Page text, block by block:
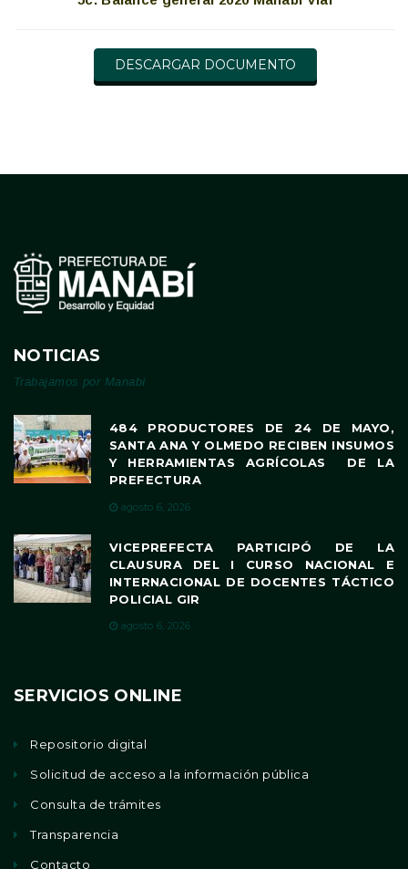
DESCARGAR DOCUMENTO
NOTICIAS
Trabajamos por Manabí
484 PRODUCTORES DE 24 DE MAYO,
SANTA ANA Y OLMEDO RECIBEN INSUMOS
Y HERRAMIENTAS AGRÍCOLAS DE LA
PREFECTURA
agosto 6, 2026
VICEPREFECTA PARTICIPÓ DE LA
CLAUSURA DEL I CURSO NACIONAL E
INTERNACIONAL DE DOCENTES TÁCTICO
POLICIAL GIR
agosto 6, 2026
SERVICIOS ONLINE
Repositorio digital
Solicitud de acceso a la información pública
Consulta de trámites
Transparencia
Contacto